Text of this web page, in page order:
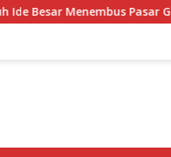
Global, Habib Aboe